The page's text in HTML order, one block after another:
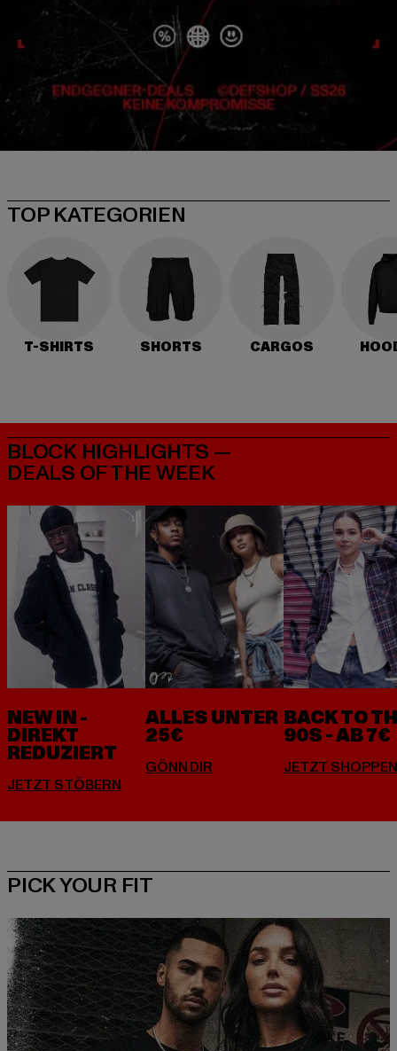
TOP KATEGORIEN
T-SHIRTS SHORTS CARGOS
BLOCK HIGHLIGHTS —
DEALS OF THE WEEK
NEW IN -
DIREKT
REDUZIERT
ALLES UNTER
25€
BACK TO
90S - AB 7€
PICK YOUR FIT